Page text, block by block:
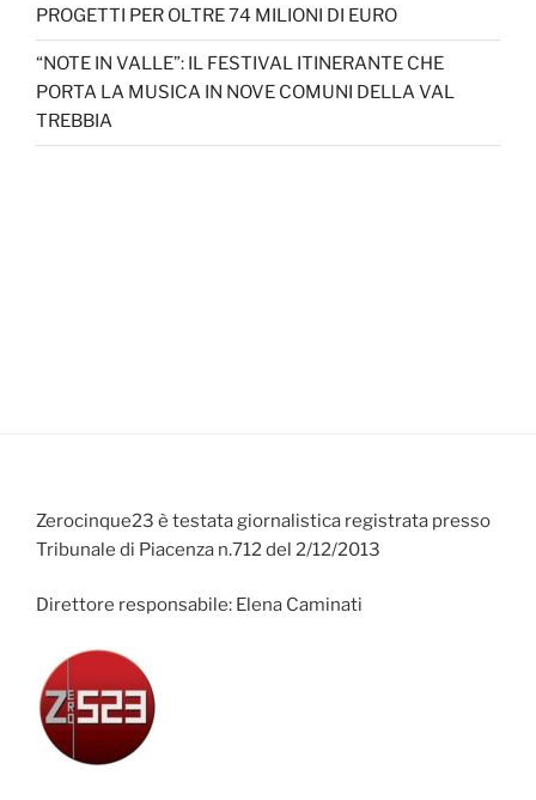
PROGETTI PER OLTRE 74 MILIONI DI EURO
“NOTE IN VALLE”: IL FESTIVAL ITINERANTE CHE
PORTA LA MUSICA IN NOVE COMUNI DELLA VAL
TREBBIA
Zerocinque23 è testata giornalistica registrata presso
Tribunale di Piacenza n.712 del 2/12/2013
Direttore responsabile: Elena Caminati